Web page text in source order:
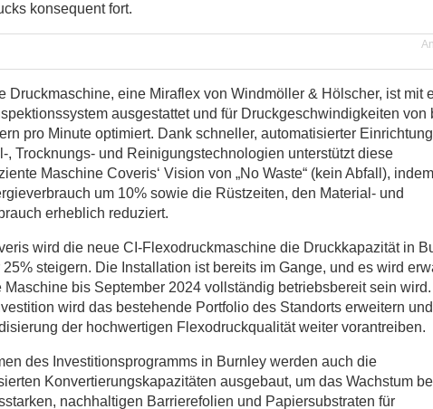
konsequent fort.
Druckmaschine, eine Miraflex von Windmöller & Hölscher, ist mit
ausgestattet und für Druckgeschwindigkeiten von
pro Minute optimiert. Dank schneller, automatisierter
, Trocknungs- und Reinigungstechnologien unterstützt diese
Maschine Coveris‘ Vision von „No Waste“ (kein Abfall),
um 10% sowie die Rüstzeiten, den Material- und
erheblich reduziert.
wird die neue CI-Flexodruckmaschine die Druckkapazität in
25% steigern. Die Installation ist bereits im Gange, und es wird
Maschine bis September 2024 vollständig betriebsbereit sein wird.
wird das bestehende Portfolio des Standorts erweitern
der hochwertigen Flexodruckqualität weiter vorantreiben.
des Investitionsprogramms in Burnley werden auch die
Konvertierungskapazitäten ausgebaut, um das Wachstum
nachhaltigen Barrierefolien und Papiersubstraten für